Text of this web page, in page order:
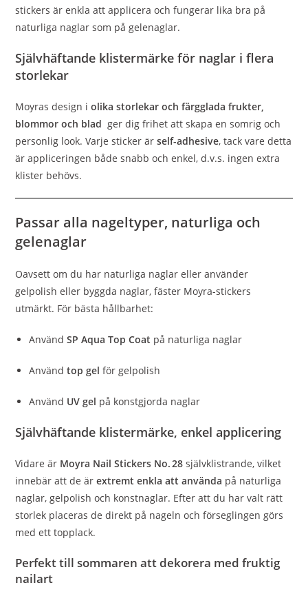
stickers är enkla att applicera och fungerar lika bra på
naturliga naglar som på gelenaglar.
Självhäftande klistermärke för naglar i flera
storlekar
Moyras design iolika storlekar och färgglada frukter,
blommor och blad ger dig frihet att skapa en somrig och
personlig look. Varje sticker ärself-adhesive, tack vare detta
är appliceringen både snabb och enkel, d.v.s. ingen extra
klister behövs.
Passar alla nageltyper, naturliga och
gelenaglar
Oavsett om du har naturliga naglar eller använder
gelpolish eller byggda naglar, fäster Moyra-stickers
utmärkt. För bästa hållbarhet:
AnvändSP Aqua Top Coat på naturliga naglar
Användtop gel för gelpolish
Använd UV gel på konstgjorda naglar
Självhäftande klistermärke, enkel applicering
Vidare är Moyra Nail Stickers No. 28 självklistrande, vilket
innebär att de ärextremt enkla att använda på naturliga
naglar, gelpolish och konstnaglar. Efter att du har valt rätt
storlek placeras de direkt på nageln och förseglingen görs
med ett topplack.
Perfekt till sommaren att dekorera med fruktig
nailart